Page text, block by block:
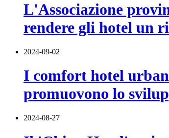
L'Associazione
rendere gli hotel un
2024-09-02
I comfort hotel
promuovono lo
2024-08-27